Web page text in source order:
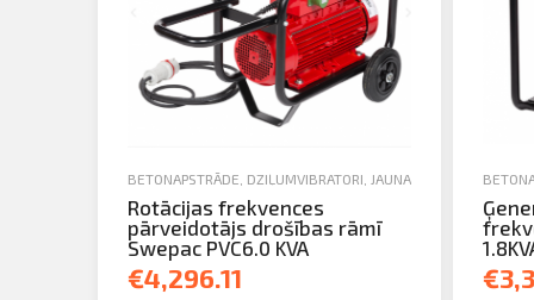
BETONAPSTRĀDE DZIĻUMVIBRATORI JAUNA TEHNIKA
Rotācijas frekvences
pārveidotājs drošības rāmī
Swepac PVC6.0 KVA
€4,296.11